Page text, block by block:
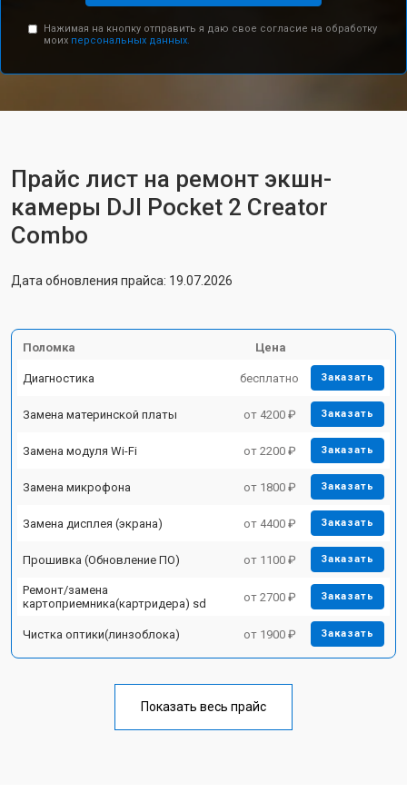
Нажимая на кнопку отправить я даю свое согласие на обработку
моих персональных данных.
Прайс лист на ремонт экшн-
камеры DJI Pocket 2 Creator
Combo
Дата обновления прайса: 19.07.2026
Поломка Цена
Диагностика бесплатно Заказать
Замена материнской платы от 4200 ₽ Заказать
Замена модуля Wi-Fi от 2200 ₽ Заказать
Замена микрофона от 1800 ₽ Заказать
Замена дисплея (экрана) от 4400 ₽ Заказать
Прошивка (Обновление ПО) от 1100 ₽ Заказать
Ремонт/замена
картоприемника(картридера) sd
от 2700 ₽ Заказать
Чистка оптики(линзоблока) от 1900 ₽ Заказать
Показать весь прайс